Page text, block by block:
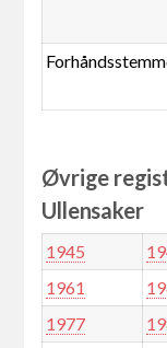
Øvrige
Ullensaker
1945
1961
1977